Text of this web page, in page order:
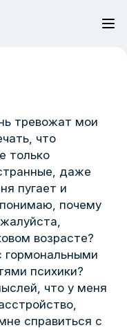
тревожат мои
что
только
даже
пугает и
почему
возрасте?
гормональными
психики?
что у меня
справиться с